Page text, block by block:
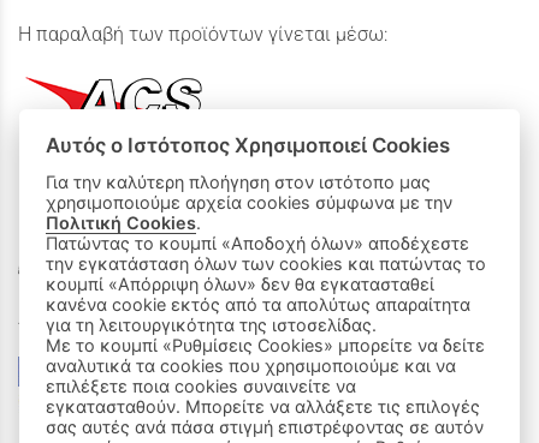
Η παραλαβή των προϊόντων γίνεται μέσω:
ΟΙ ΑΓΟΡΕΣ ΜΟΥ
Καλάθι Αγορών
Δεχόμαστε όλες τις πιστωτικές κάρτες:
Αυτός ο Ιστότοπος Χρησιμοποιεί Cookies
Για την καλύτερη πλοήγηση στον ιστότοπο μας
χρησιμοποιούμε αρχεία cookies σύμφωνα με την
Πολιτική Cookies.
Πατώντας το κουμπί «Αποδοχή όλων» αποδέχεστε
την εγκατάσταση όλων των cookies και πατώντας το
κουμπί «Απόρριψη όλων» δεν θα εγκατασταθεί
κανένα cookie εκτός από τα απολύτως απαραίτητα
για τη λειτουργικότητα της ιστοσελίδας.
Με το κουμπί «Ρυθμίσεις Cookies» μπορείτε να δείτε
αναλυτικά τα cookies που χρησιμοποιούμε και να
επιλέξετε ποια cookies συναινείτε να
εγκατασταθούν. Μπορείτε να αλλάξετε τις επιλογές
σας αυτές ανά πάσα στιγμή επιστρέφοντας σε αυτόν